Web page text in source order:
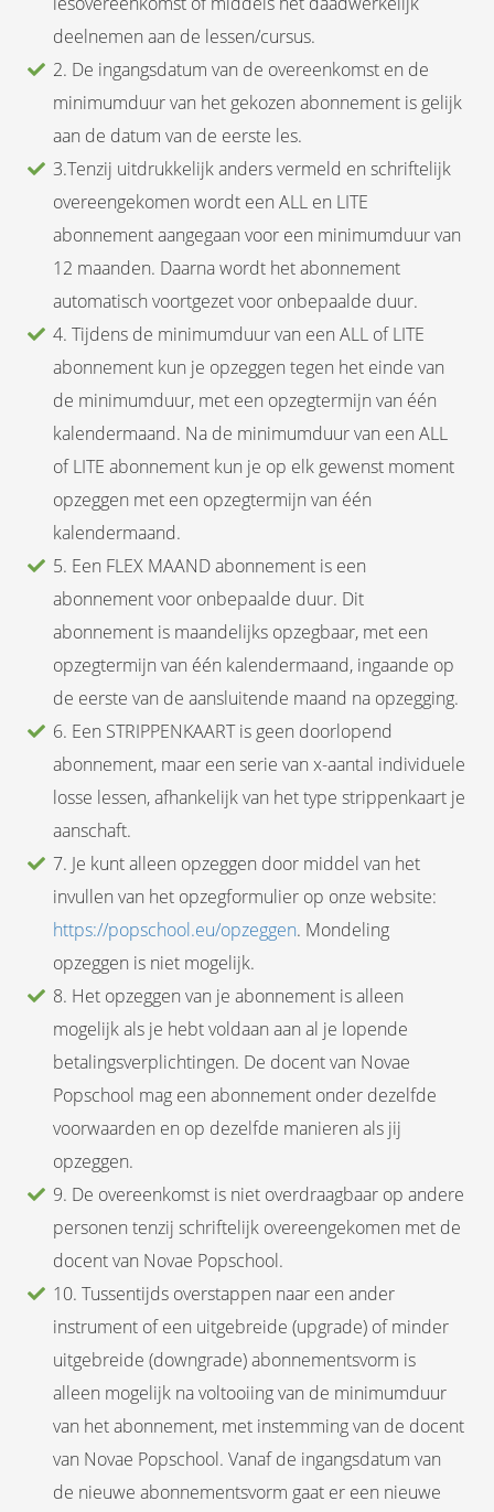
deelnemen aan de lessen/cursus.
2. De ingangsdatum van de overeenkomst en de
minimumduur van het gekozen abonnement is gelijk
aan de datum van de eerste les.
3.Tenzij uitdrukkelijk anders vermeld en schriftelijk
overeengekomen wordt een ALL en LITE
abonnement aangegaan voor een minimumduur van
12 maanden. Daarna wordt het abonnement
automatisch voortgezet voor onbepaalde duur.
4. Tijdens de minimumduur van een ALL of LITE
abonnement kun je opzeggen tegen het einde van
de minimumduur, met een opzegtermijn van één
kalendermaand. Na de minimumduur van een ALL
of LITE abonnement kun je op elk gewenst moment
opzeggen met een opzegtermijn van één
kalendermaand.
5. Een FLEX MAAND abonnement is een
abonnement voor onbepaalde duur. Dit
abonnement is maandelijks opzegbaar, met een
opzegtermijn van één kalendermaand, ingaande op
de eerste van de aansluitende maand na opzegging.
6. Een STRIPPENKAART is geen doorlopend
abonnement, maar een serie van x-aantal individuele
losse lessen, afhankelijk van het type strippenkaart je
aanschaft.
7. Je kunt alleen opzeggen door middel van het
invullen van het opzegformulier op onze website:
https://popschool.eu/opzeggen. Mondeling
opzeggen is niet mogelijk.
8. Het opzeggen van je abonnement is alleen
mogelijk als je hebt voldaan aan al je lopende
betalingsverplichtingen. De docent van Novae
Popschool mag een abonnement onder dezelfde
voorwaarden en op dezelfde manieren als jij
opzeggen.
9. De overeenkomst is niet overdraagbaar op andere
personen tenzij schriftelijk overeengekomen met de
docent van Novae Popschool.
10. Tussentijds overstappen naar een ander
instrument of een uitgebreide (upgrade) of minder
uitgebreide (downgrade) abonnementsvorm is
alleen mogelijk na voltooiing van de minimumduur
van het abonnement, met instemming van de docent
van Novae Popschool. Vanaf de ingangsdatum van
de nieuwe abonnementsvorm gaat er een nieuwe